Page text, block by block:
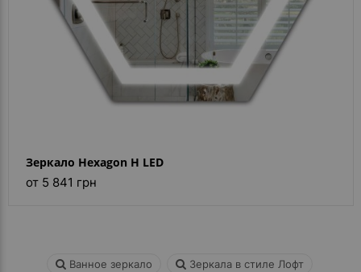
Зеркало Hexagon H LED
от 5 841 грн
Ванное зеркало Зеркала в стиле Лофт